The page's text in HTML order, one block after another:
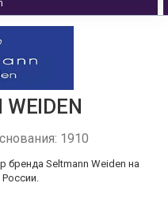
WEIDEN
1910
бренда Seltmann Weiden на